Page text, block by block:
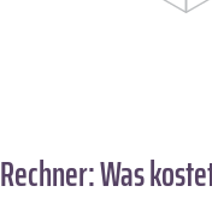
Rechner: Was